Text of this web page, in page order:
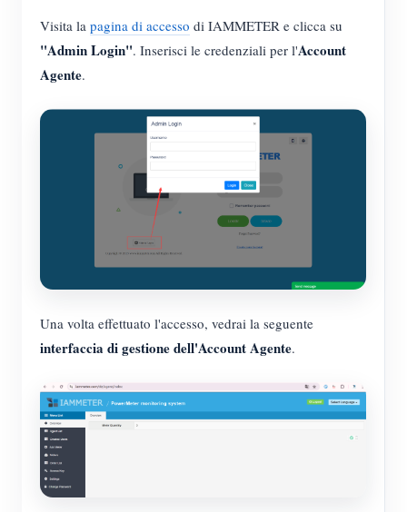
Visita la pagina di accesso di IAMMETER e clicca su
"Admin Login". Inserisci le credenziali per l'Account
Agente.
Una volta effettuato l'accesso, vedrai la seguente
interfaccia di gestione dell'Account Agente.